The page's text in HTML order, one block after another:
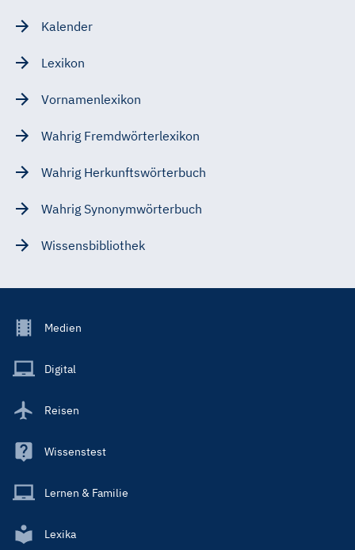
Kalender
Lexikon
Vornamenlexikon
Wahrig Fremdwörterlexikon
Wahrig Herkunftswörterbuch
Wahrig Synonymwörterbuch
Wissensbibliothek
Footer
Main
Medien
Digital
Reisen
Wissenstest
Lernen & Familie
Lexika